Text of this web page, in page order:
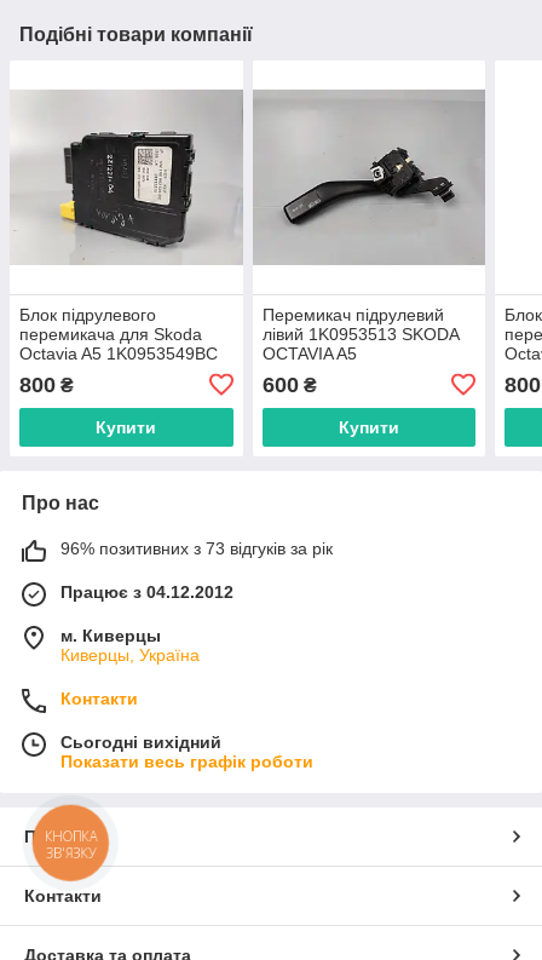
Подібні товари компанії
Блок підрулевого
перемикача для Skoda
Octavia A5 1K0953549BC
800 ₴
Купити
Перемикач підрулевий
лівий 1K0953513 SKODA
OCTAVIA A5
600₴
Купити
800
Про нас
96% позитивних з 73 відгуків за рік
Працює з 04.12.2012
м. Киверцы
Киверцы, Україна
Контакти
Сьогодні вихідний
Показати весь графік роботи
Про нас
Контакти
Доставка та оплата
КНОПКА
ЗВ'ЯЗКУ